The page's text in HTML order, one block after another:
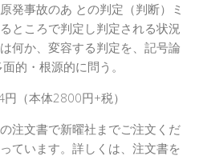
発事故のあ との判定（判断）ミ
ところで判定し判定される状況
何か、変容する判定を、記号論
的・根源的に問う。
（本体2800円+税）
注文書で新曜社までご注文くだ
ています。詳しくは、注文書を